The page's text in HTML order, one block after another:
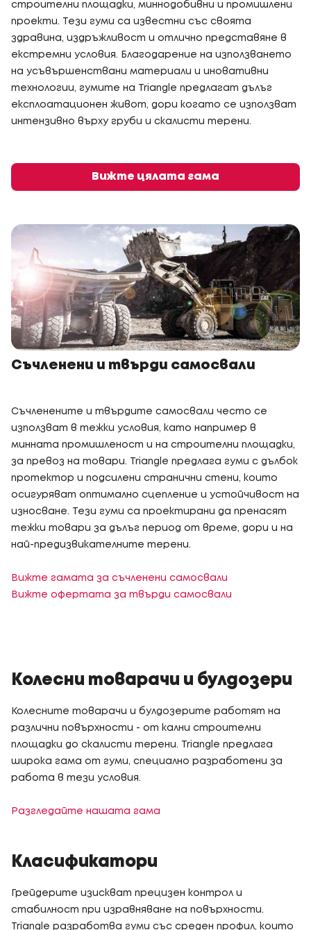
строителни площадки, миннодобивни и промишлени
проекти. Тези гуми са известни със своята
здравина, издръжливост и отлично представяне в
екстремни условия. Благодарение на използването
на усъвършенствани материали и иновативни
технологии, гумите на Triangle предлагат дълъг
експлоатационен живот, дори когато се използват
интензивно върху груби и скалисти терени.
Вижте цялата гама
Съчленени и твърди самосвали
Съчленените и твърдите самосвали често се
използват в тежки условия, като например в
минната промишленост и на строителни площадки,
за превоз на товари. Triangle предлага гуми с дълбок
протектор и подсилени странични стени, които
осигуряват оптимално сцепление и устойчивост на
износване. Тези гуми са проектирани да пренасят
тежки товари за дълъг период от време, дори и на
най-предизвикателните терени.
Вижте гамата за съчленени самосвали
Вижте офертата за твърди самосвали
Колесни товарачи и булдозери
Колесните товарачи и булдозерите работят на
различни повърхности - от кални строителни
площадки до скалисти терени. Triangle предлага
широка гама от гуми, специално разработени за
работа в тези условия.
Разгледайте нашата гама
Класификатори
Грейдерите изискват прецизен контрол и
стабилност при изравняване на повърхности.
Triangle разработва гуми със среден профил, които